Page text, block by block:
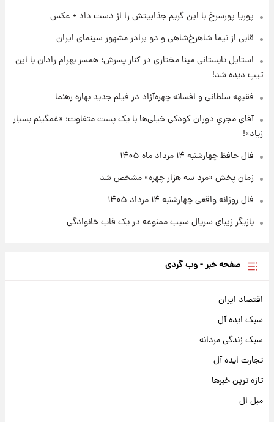
۲۱ ساعت پیش
واکنش تند تاکر کارلسون به حمله آمریکا به
مدرسه میناب؛ «باید سیلی محکمی به صورت
۲۲ ساعت پیش
۱۴۰۵/کاهش قیمت طلا و سکه
پوریا پورسرخ با این گریم جذابیتش را از دست داد + عکس
قابی از نیما شاهرخ‌شاهی و دو برادر مشهور سینمای ایران
استایل تابستانی مینا مختاری در کنار پسرش؛ همسر بهرام رادان با این
تیپ دیده شد!
فقیهه سلطانی و افسانه چهره‌آزاد در فیلم جدید بهاره رهنما
آقای مجریِ دوران کودکی خیلی‌ها با یک پست متفاوت؛ «غمگینم بسیار
زیاد»!
فال حافظ چهارشنبه ۱۴ مرداد ماه ۱۴۰۵
زمان پخش «مرد سه هزار چهره» مشخص شد
فال روزانه واقعی چهارشنبه ۱۴ مرداد ۱۴۰۵
بازیگر زیبای سریال سیب ممنوعه در یک قاب خانوادگی
صفحه خبر - وب گردی
اقتصاد ایران
سبک ایده آل
سبک زندگی مردانه
تجارت ایده آل
تازه ترین خبرها
مبل ال